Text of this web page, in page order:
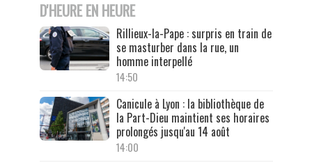
D'HEURE EN HEURE
Rillieux-la-Pape : surpris en train de
se masturber dans la rue, un
homme interpellé
14:50
Canicule à Lyon : la bibliothèque de
la Part-Dieu maintient ses horaires
prolongés jusqu'au 14 août
14:00